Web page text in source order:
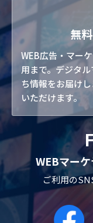
無
WEB広告・マー
用まで。デジタ
ち情報をお届け
いただけます。
WEBマー
ご利用の